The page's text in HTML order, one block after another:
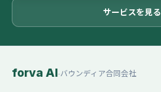
サービスを見る
forva AI-バウンディア合同会社